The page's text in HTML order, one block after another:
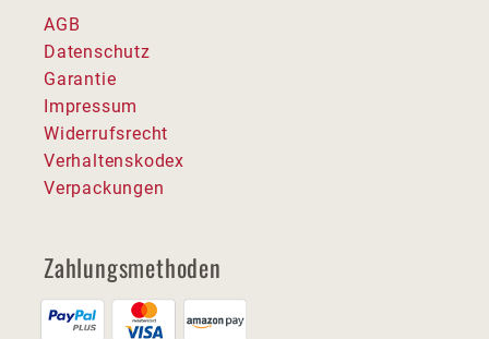
AGB
Datenschutz
Garantie
Impressum
Widerrufsrecht
Verhaltenskodex
Verpackungen
Zahlungsmethoden